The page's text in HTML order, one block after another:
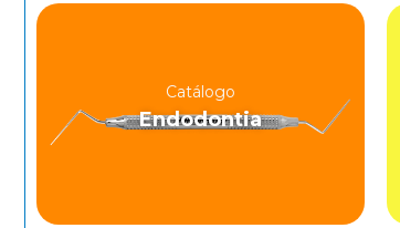
Catálogo
Endodontia